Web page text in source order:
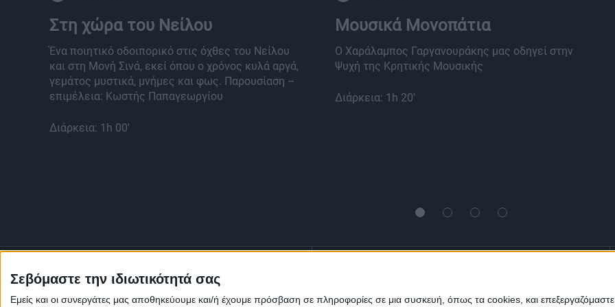
Σεβόμαστε την ιδιωτικότητά σας
Εμείς και οι συνεργάτες μας αποθηκεύουμε και/ή έχουμε πρόσβαση σε πληροφορίες σε μια συσκευή, όπως τα cookies, και
Στη χώρα του Νείλου
Ένα ποιητικό οδοιπορικό στις όχθες του Νείλου
και στη Μονή Σινά, εκεί όπου ο χρόνος κυλά αργά,
γεμάτος μυστικά, μνήμες και φως. Παρουσίαση –
επιμέλεια: Κωστής Παπαγεωργίου
Διάρκεια: 1h 00'
Μουσικά Μονοπάτια
Ο Χαράλαμπος Γαργανουράκης μας οδηγεί στην
Ψυχή της Κρητικής Μουσικής
Διάρκεια: 1h 20'